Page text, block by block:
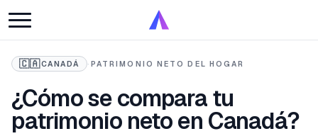
🇨🇦CANADÁ · PATRIMONIO NETO DEL HOGAR
¿Cómo se compara tu
patrimonio neto en Canadá?